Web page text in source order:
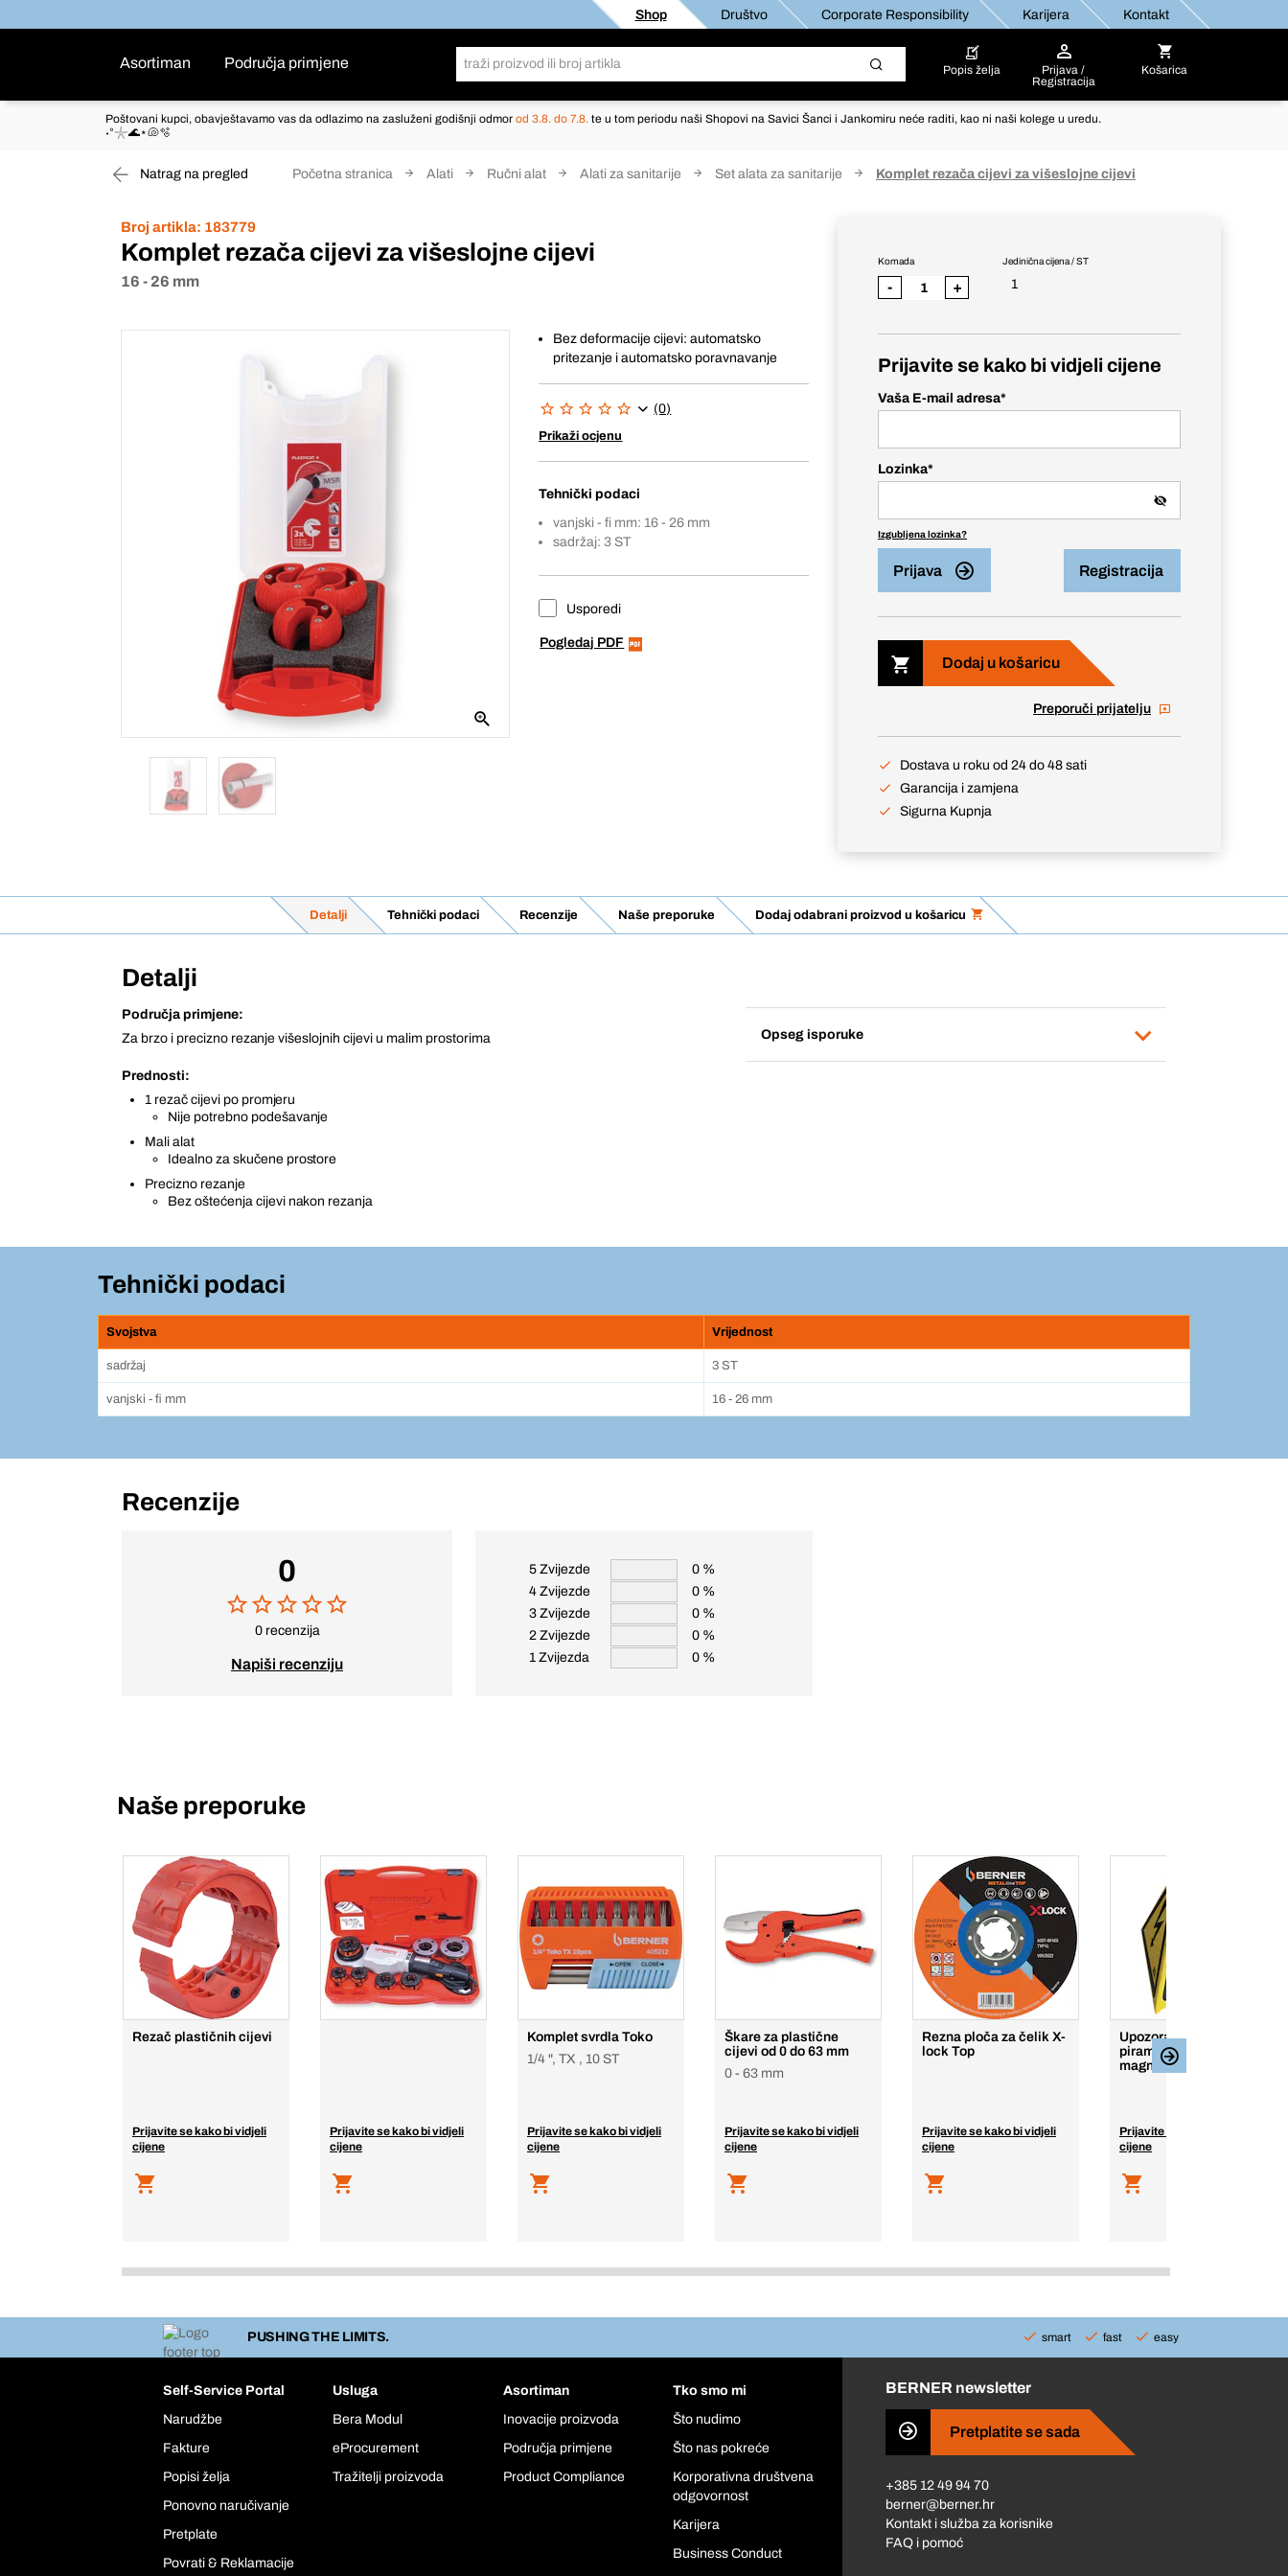
Shop Društvo Corporate Responsibility Karijera Kontakt
Asortiman Područja primjene Popis želja
Prijava /
Registracija
Košarica
Poštovani kupci, obavještavamo vas da odlazimo na zasluženi godišnji odmor od 3.8. do 7.8. te u tom periodu naši Shopovi na Savici Šanci i Jankomiru neće raditi, kao ni naši kolege u uredu.
˖°𓇼🌊⋆🐚🫧
Natrag na pregled Početna stranica Alati Ručni alat Alati za sanitarije Set alata za sanitarije Komplet rezača cijevi za višeslojne cijevi
Broj artikla: 183779
Komplet rezača cijevi za višeslojne cijevi
16 - 26 mm
Bez deformacije cijevi: automatsko
pritezanje i automatsko poravnavanje
(0)
Prikaži ocjenu
Tehnički podaci
vanjski - fi mm: 16 - 26 mm
sadržaj: 3 ST
Usporedi
Pogledaj PDF
Jedinična cijena / ST
1
Komada
- +
Prijavite se kako bi vidjeli cijene
Vaša E-mail adresa*
Lozinka*
Izgubljena lozinka?
Prijava Registracija
Dodaj u košaricu
Preporuči prijatelju
Dostava u roku od 24 do 48 sati
Garancija i zamjena
Sigurna Kupnja
Detalji Tehnički podaci Recenzije Naše preporuke Dodaj odabrani proizvod u košaricu
Detalji
Područja primjene:
Za brzo i precizno rezanje višeslojnih cijevi u malim prostorima
Prednosti:
1 rezač cijevi po promjeru
Nije potrebno podešavanje
Mali alat
Idealno za skučene prostore
Precizno rezanje
Bez oštećenja cijevi nakon rezanja
Opseg isporuke
Tehnički podaci
Svojstva Vrijednost
sadržaj 3 ST
vanjski - fi mm 16 - 26 mm
Recenzije
0
0 recenzija
Napiši recenziju
5 Zvijezde
0 %
4 Zvijezde
0 %
3 Zvijezde
0 %
2 Zvijezde
0 %
1 Zvijezda
0 %
Naše preporuke
Rezač plastičnih cijevi
Prijavite se kako bi vidjeli
cijene
Prijavite se kako bi vidjeli
cijene
Komplet svrdla Toko
1/4 ", TX , 10 ST
Prijavite se kako bi vidjeli
cijene
Škare za plastične
cijevi od 0 do 63 mm
0 - 63 mm
Prijavite se kako bi vidjeli
cijene
Rezna ploča za čelik X-
lock Top
Prijavite se kako bi vidjeli
cijene
Upozoravajuća
piramida s
magnetskom bazom
Prijavite se kako bi vidjeli
cijene
PUSHING THE LIMITS. smart fast easy
Self-Service Portal
Narudžbe
Fakture
Popisi želja
Ponovno naručivanje
Pretplate
Povrati & Reklamacije
Usluga
Bera Modul
eProcurement
Tražitelji proizvoda
Asortiman
Inovacije proizvoda
Područja primjene
Product Compliance
Tko smo mi
Što nudimo
Što nas pokreće
Korporativna društvena
odgovornost
Karijera
Business Conduct
BERNER newsletter
Pretplatite se sada
+385 12 49 94 70
berner@berner.hr
Kontakt i služba za korisnike
FAQ i pomoć